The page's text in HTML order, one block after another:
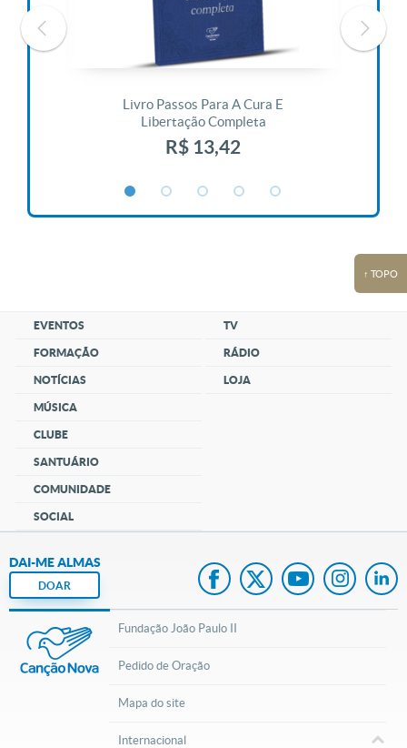
Livro Passos Para A Cura E
Libertação Completa
R$ 13,42
↑ TOPO
EVENTOS
FORMAÇÃO
NOTÍCIAS
MÚSICA
CLUBE
SANTUÁRIO
COMUNIDADE
SOCIAL
TV
RÁDIO
LOJA
DAI-ME ALMAS
DOAR
Fundação João Paulo II
Pedido de Oração
Mapa do site
Internacional